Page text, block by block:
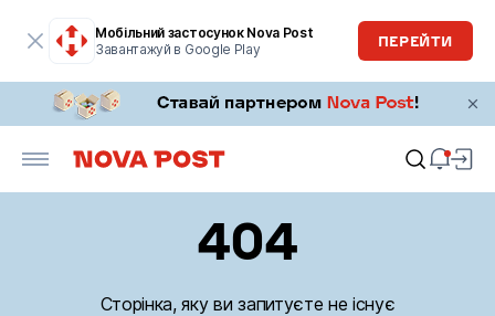
Мобільний застосунок Nova Post
Завантажуй в Google Play
ПЕРЕЙТИ
404
Сторінка, яку ви запитуєте не існує